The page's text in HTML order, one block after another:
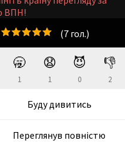
🥱
1
😧
1
😈
0
👎
2
Буду дивитись
Переглянув повністю
(7гол.)
ВПН!